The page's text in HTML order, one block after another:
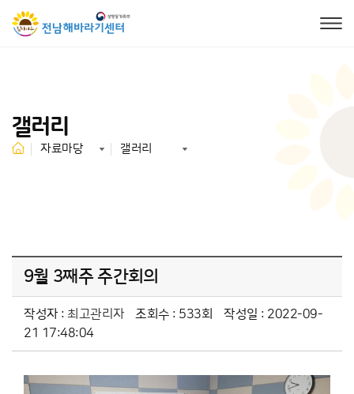
갤러리
자료마당 갤러리
9월 3째주 주간회의
작성자 : 최고관리자 조회수 : 533회
작성일 : 2022-09-
21 17:48:04